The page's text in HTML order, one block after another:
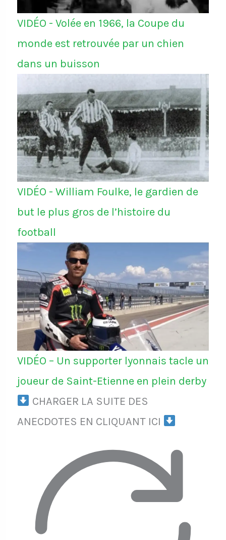
VIDÉO - Volée en 1966, la Coupe du
monde est retrouvée par un chien
dans un buisson
VIDÉO - William Foulke, le gardien de
but le plus gros de l’histoire du
football
VIDÉO – Un supporter lyonnais tacle un
joueur de Saint-Etienne en plein derby
CHARGER LA SUITE DES
ANECDOTES EN CLIQUANT ICI